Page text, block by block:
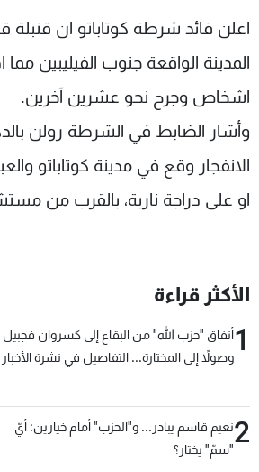
اعلن قائد شرطة كوتاباتو ان قنبلة
المدينة الواقعة جنوب الفيليبين
اشخاص وجرح نحو عشرين آخرين.
وأشار الضابط في الشرطة رولن
الانفجار وقع في مدينة كوتاباتو
او على دراجة نارية، بالقرب من
الأكثر قراءة
1أنفاق "حزب الله" من البقاع إلى كسروان فجبيل
وصولاً إلى المختارة... التفاصيل في نشرة الأخبار
2نعيم قاسم يبادر... و"الحزب" أمام خيارين: أيّ
"سمّ" يختار؟
شاهد البرامج
الترددات
عن MTV
الإنـتـاج
لاعلاناتكم
وظائف
تواصل معنا
شروط
سياسة